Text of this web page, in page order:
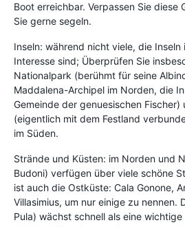
Boot erreichbar. Verpassen Sie diese
Sie gerne segeln.
Inseln: während nicht viele, die Inseln
Interesse sind; Überprüfen Sie
Nationalpark (berühmt für seine
Maddalena-Archipel im Norden, die
Gemeinde der genuesischen Fischer)
(eigentlich mit dem Festland
im Süden.
Strände und Küsten: im Norden und
Budoni) verfügen über viele schöne
ist auch die Ostküste: Cala Gonone,
Villasimius, um nur einige zu nennen.
Pula) wächst schnell als eine